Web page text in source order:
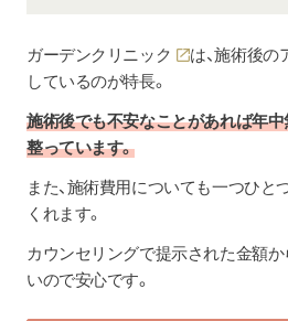
ガーデンクリニック
は、施術後
しているのが特長。
施術後でも不安なことがあれば年
整っています。
また、施術費用についても一つひと
くれます。
カウンセリングで提示された金額
いので安心です。